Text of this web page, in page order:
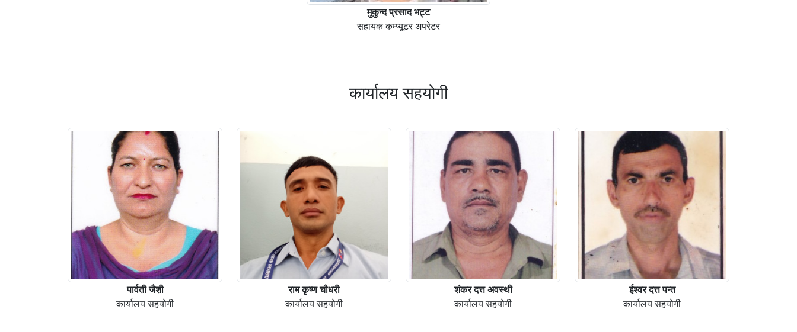
मुकुन्द प्रसाद भट्ट
सहायक कम्प्यूटर अपरेटर
कार्यालय सहयोगी
पार्वती जैशी
कार्यालय सहयोगी
राम कृष्ण चौधरी
कार्यालय सहयोगी
शंकर दत्त अवस्थी
कार्यालय सहयोगी
ईश्वर दत्त पन्त
कार्यालय सहयोगी